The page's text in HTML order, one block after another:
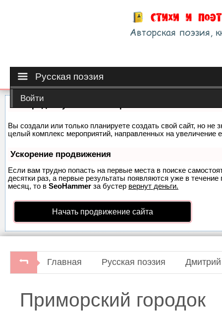
Русская поэзия
Войти
Вы создали или только планируете создать свой сайт, но не
целый комплекс мероприятий, направленных на увеличение
Ускорение продвижения
Если вам трудно попасть на первые места в поиске
десятки раз, а первые результаты появляются уже в
месяц, то в SeoHammer за бустер вернут деньги.
Начать продвижение сайта
Главная Русская поэзия
Приморский городок